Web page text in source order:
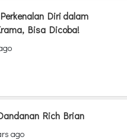
Diri dalam
Bisa Dicoba!
Rich Brian
ago